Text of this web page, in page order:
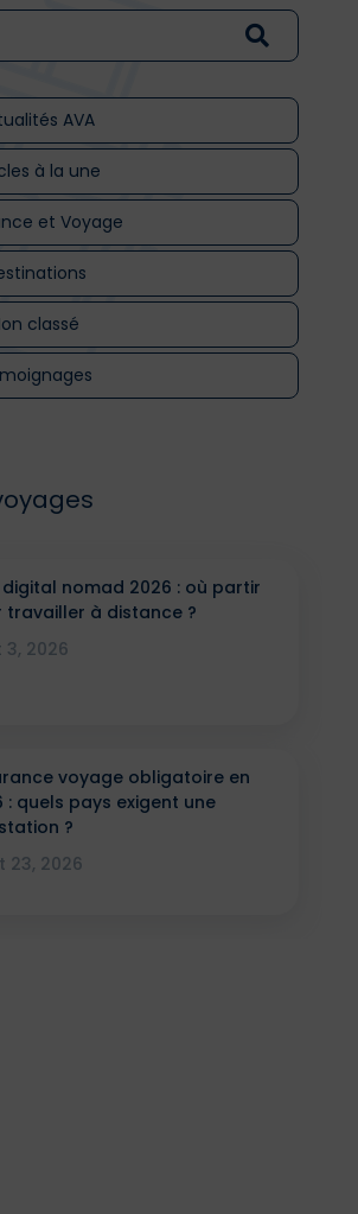
AVA
à la une
et Voyage
classé
nomad 2026 : où partir
travailler à distance ?
2026
voyage obligatoire en
: quels pays exigent une
?
23, 2026